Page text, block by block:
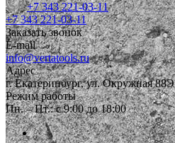
+7 343 221-03-11
+7 343 221-03-11
Заказать звонок
E-mail
info@vertatools.ru
Адрес
г. Екатеринбург, ул. Окружная 88Э
Режим работы
Пн. – Пт.: с 9:00 до 18:00